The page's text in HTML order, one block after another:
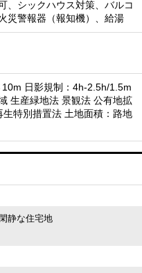
、シックハウス対策、バルコ
災警報器（報知機）、給湯
日影規制：4h-2.5h/1.5m
生産緑地法 景観法 公有地拡
特別措置法 土地面積：路地
閑静な住宅地